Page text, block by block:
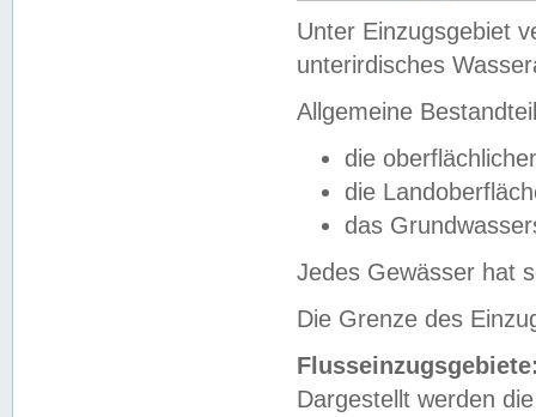
Unter Einzugsgebiet
unterirdisches
Allgemeine
die
die
das
Jedes Gewässer hat
Die Grenze des
Dargestellt werden